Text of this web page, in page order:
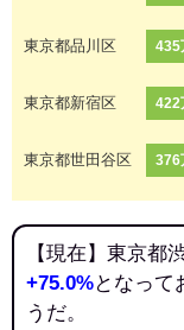
東京都品川区 435
東京都新宿区 422
東京都世田谷区 376
【現在】東京都
+75.0%となって
うだ。